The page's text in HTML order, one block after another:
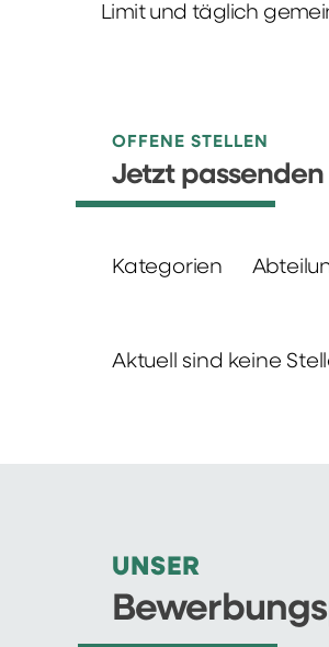
Limit und täglich
OFFENE STELLEN
Jetzt
Kategorien
Aktuell sind keine
UNSER